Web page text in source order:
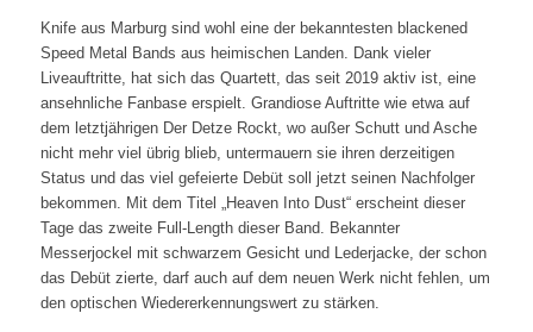
Knife aus Marburg sind wohl eine der bekanntesten blackened
Speed Metal Bands aus heimischen Landen. Dank vieler
Liveauftritte, hat sich das Quartett, das seit 2019 aktiv ist, eine
ansehnliche Fanbase erspielt. Grandiose Auftritte wie etwa auf
dem letztjährigen Der Detze Rockt, wo außer Schutt und Asche
nicht mehr viel übrig blieb, untermauern sie ihren derzeitigen
Status und das viel gefeierte Debüt soll jetzt seinen Nachfolger
bekommen. Mit dem Titel „Heaven Into Dust“ erscheint dieser
Tage das zweite Full-Length dieser Band. Bekannter
Messerjockel mit schwarzem Gesicht und Lederjacke, der schon
das Debüt zierte, darf auch auf dem neuen Werk nicht fehlen, um
den optischen Wiedererkennungswert zu stärken.